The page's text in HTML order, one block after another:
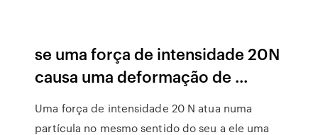
se uma força de intensidade 20N
causa uma deformação de ...
Uma força de intensidade 20 N atua numa
partícula no mesmo sentido do seu a ele uma